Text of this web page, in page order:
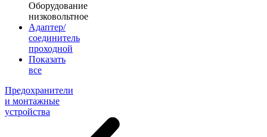
Оборудование
низковольтное
Адаптер/
соединитель
проходной
Показать
все
Предохранители
и монтажные
устройства